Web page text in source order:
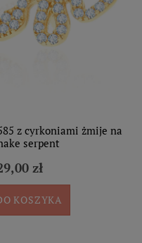
z cyrkoniami żmije na
serpent
zł
KOSZYKA